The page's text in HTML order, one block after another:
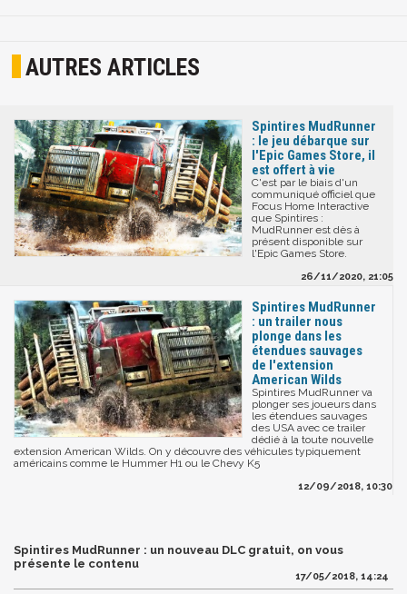
AUTRES ARTICLES
Spintires MudRunner
: le jeu débarque sur
l'Epic Games Store, il
est offert à vie
C'est par le biais d'un
communiqué officiel que
Focus Home Interactive
que Spintires :
MudRunner est dès à
présent disponible sur
l'Epic Games Store.
26/11/2020, 21:05
Spintires MudRunner
: un trailer nous
plonge dans les
étendues sauvages
de l'extension
American Wilds
Spintires MudRunner va
plonger ses joueurs dans
les étendues sauvages
des USA avec ce trailer
dédié à la toute nouvelle
extension American Wilds. On y découvre des véhicules typiquement
américains comme le Hummer H1 ou le Chevy K5
12/09/2018, 10:30
Spintires MudRunner : un nouveau DLC gratuit, on vous
présente le contenu
17/05/2018, 14:24